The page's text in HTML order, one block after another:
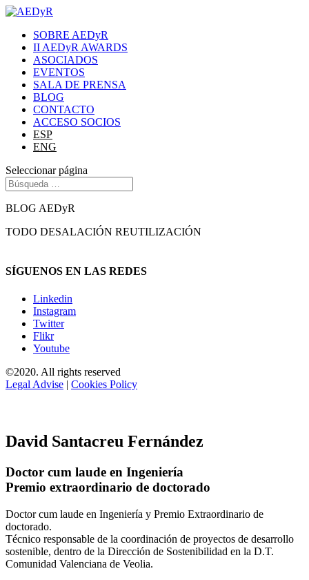
SOBRE AEDyR
II AEDyR AWARDS
ASOCIADOS
EVENTOS
SALA DE PRENSA
BLOG
CONTACTO
ACCESO SOCIOS
ESP
ENG
Seleccionar página
BLOG AEDyR
TODO DESALACIÓN REUTILIZACIÓN
SÍGUENOS EN LAS REDES
Linkedin
Instagram
Twitter
Flikr
Youtube
©2020. All rights reserved
Legal Advise | Cookies Policy
David Santacreu Fernández
Doctor cum laude en Ingeniería
Premio extraordinario de doctorado
Doctor cum laude en Ingeniería y Premio Extraordinario de
doctorado.
Técnico responsable de la coordinación de proyectos de desarrollo
sostenible, dentro de la Dirección de Sostenibilidad en la D.T.
Comunidad Valenciana de Veolia.